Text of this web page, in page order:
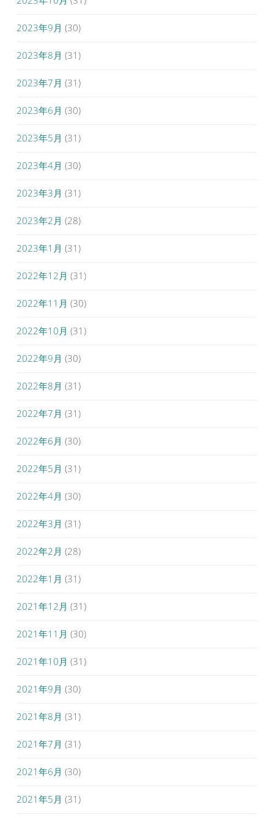
2023年9月 (30)
2023年8月 (31)
2023年7月 (31)
2023年6月 (30)
2023年5月 (31)
2023年4月 (30)
2023年3月 (31)
2023年2月 (28)
2023年1月 (31)
2022年12月 (31)
2022年11月 (30)
2022年10月 (31)
2022年9月 (30)
2022年8月 (31)
2022年7月 (31)
2022年6月 (30)
2022年5月 (31)
2022年4月 (30)
2022年3月 (31)
2022年2月 (28)
2022年1月 (31)
2021年12月 (31)
2021年11月 (30)
2021年10月 (31)
2021年9月 (30)
2021年8月 (31)
2021年7月 (31)
2021年6月 (30)
2021年5月 (31)